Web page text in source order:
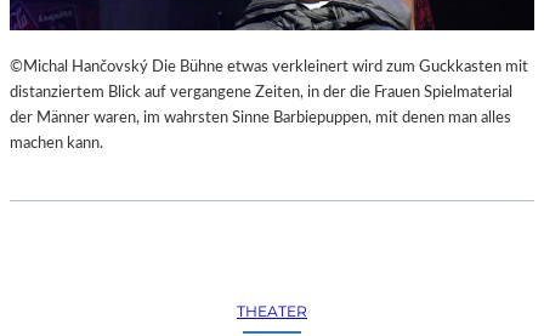
©Michal Hančovský Die Bühne etwas verkleinert wird zum Guckkasten mit
distanziertem Blick auf vergangene Zeiten, in der die Frauen Spielmaterial
der Männer waren, im wahrsten Sinne Barbiepuppen, mit denen man alles
machen kann.
THEATER